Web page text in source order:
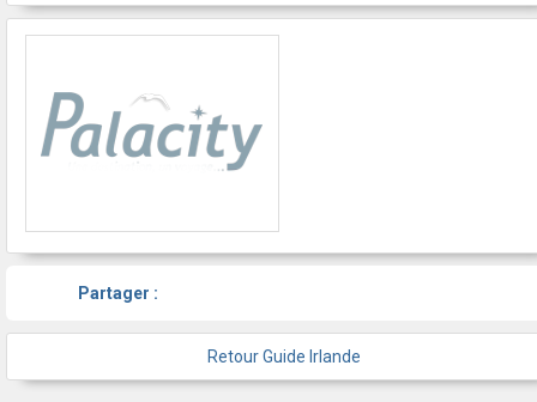
Partager :
Retour Guide Irlande